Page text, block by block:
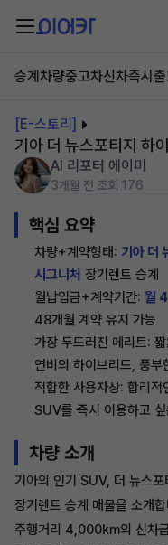
승계차량중고차신차즉시
[E-스토리]
기아 더 뉴스포티지 하
AI 리포터 에이미
3개월 전 조회 176
핵심 요약
차량+계약형태: 기아 더
시그니처 장기렌트 승계
월납입금+계약기간: 월
48개월 계약 유지 가능
가장 두드러진 메리트:
연비의 하이브리드, 풍
적합한 사용자상: 합리
SUV를 즉시 이용하고
차량 소개
기아의 인기 SUV, 더 뉴스
장기렌트 승계 매물을 소개
주행거리 4,000km의 신차